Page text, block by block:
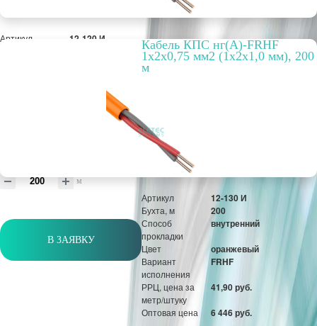
Артикул 12-120 И
оранжевый
м
В ЗАЯВКУ
Кабель КПС нг(А)-FRHF
1х2х0,75 мм2 (1х2х1,0 мм), 200
м
Артикул 12-130 И
Бухта, м 200
Способ
прокладки
внутренний
Цвет оранжевый
Вариант
исполнения
FRHF
РРЦ, цена за
метр/штуку
41,90 руб.
Оптовая цена 6 446 руб.